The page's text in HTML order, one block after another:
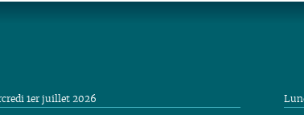
1er juillet 2026